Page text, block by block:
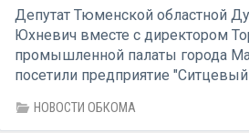
Депутат Тюменской областной
Юхневич вместе с директором
промышленной палаты города
посетили предприятие
НОВОСТИ ОБКОМА